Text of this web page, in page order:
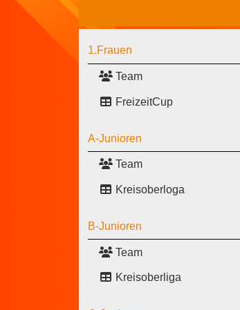
1.Frauen
Team
FreizeitCup
A-Junioren
Team
Kreisoberloga
B-Junioren
Team
Kreisoberliga